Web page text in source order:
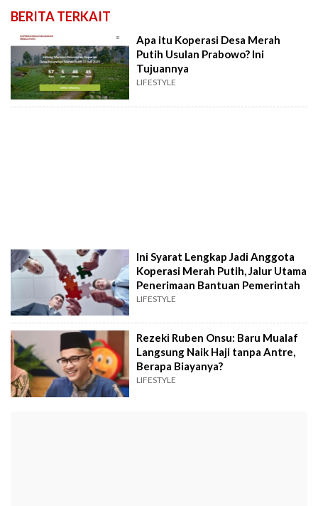
BERITA TERKAIT
Apa itu Koperasi Desa Merah
Putih Usulan Prabowo? Ini
Tujuannya
LIFESTYLE
Ini Syarat Lengkap Jadi Anggota
Koperasi Merah Putih, Jalur Utama
Penerimaan Bantuan Pemerintah
LIFESTYLE
Rezeki Ruben Onsu: Baru Mualaf
Langsung Naik Haji tanpa Antre,
Berapa Biayanya?
LIFESTYLE